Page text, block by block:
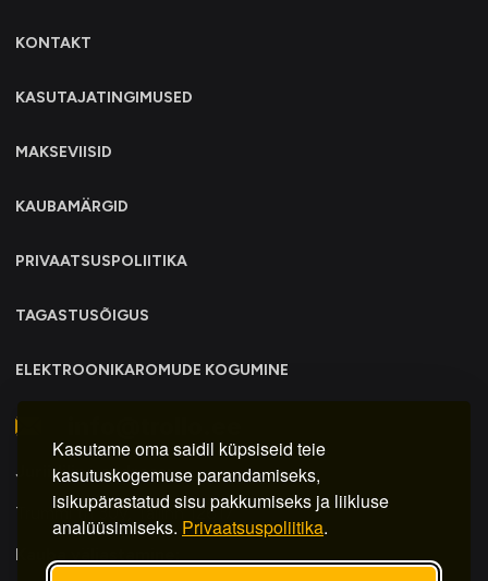
Kasutame oma saidil küpsiseid teie
kasutuskogemuse parandamiseks,
isikupärastatud sisu pakkumiseks ja liikluse
analüüsimiseks. Privaatsuspoliitika.
KONTAKT
KASUTAJATINGIMUSED
MAKSEVIISID
KAUBAMÄRGID
PRIVAATSUSPOLIITIKA
TAGASTUSÕIGUS
ELEKTROONIKAROMUDE KOGUMINE
Juriidiline aadress:
Trummi tn 30y, Tallinn 12617
Kauba väljastamine: